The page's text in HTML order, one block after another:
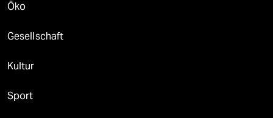
Öko
Gesellschaft
Kultur
Sport